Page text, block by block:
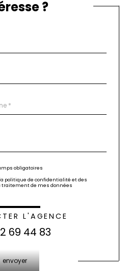
?
obligatoires
politique de confidentialité et des
de mes données
L'AGENCE
69 44 83
envoyer